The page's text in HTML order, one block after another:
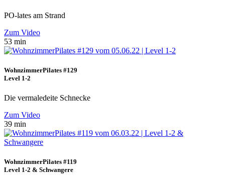
PO-lates am Strand
Zum Video
53 min
WohnzimmerPilates #129
Level 1-2
Die vermaledeite Schnecke
Zum Video
39 min
WohnzimmerPilates #119
Level 1-2 & Schwangere